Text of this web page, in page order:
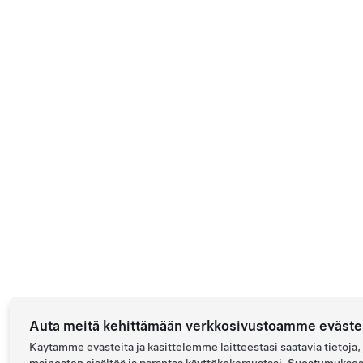
Auta meitä kehittämään verkkosivustoamme
Käytämme evästeitä ja käsittelemme laitteestasi saatavia